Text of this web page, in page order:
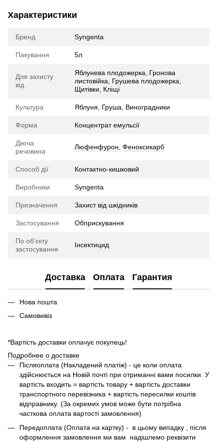
Характеристики
Бренд Syngenta
Пакування 5л
Для захисту
від
Яблунева плодожерка, Гронова
листовійка, Грушева плодожерка,
Щитівки, Кліщі
Культура Яблуня, Груша, Виноградники
Форма Концентрат емульсії
Діюча
речовина
Люфенфурон Феноксикарб
Способ дії Контактно-кишковий
Виробники Syngenta
Призначення Захист від шкідників
Застосування Обприскування
По обʼєкту
застосування
Інсектицид
Доставка Оплата Гарантия
Нова пошта
Самовивіз
*Вартість доставки оплачує покупець!
Подробнее о доставке
Піcляоплата (Накладений платіж) - це коли оплата
здійснюється на Новій почті при отриманні вами посилки. У
вартість входить = вартість товару + вартість доставки
транспортного перевізника + вартість пересилки коштів
відправнику. (За окремих умов може бути потрібна
часткова оплата вартості замовлення)
Передоплата (Оплата на картку) - в цьому випадку , після
оформлення замовлення ми вам надішлемо реквізити